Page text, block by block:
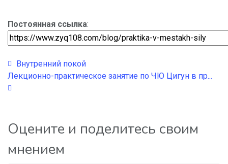
Постоянная ссылка:
Внутренний покой
Лекционно-практическое занятие по ЧЮ Цигун в пр...
Оцените и поделитесь своим
мнением